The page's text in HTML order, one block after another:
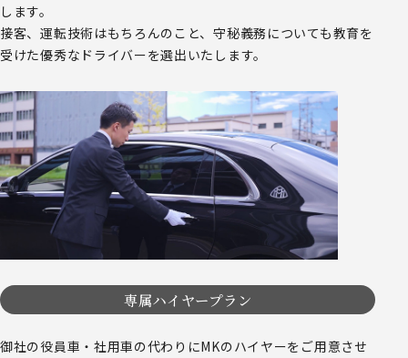
します。
接客、運転技術はもちろんのこと、守秘義務についても教育を
受けた優秀なドライバーを選出いたします。
専属ハイヤープラン
御社の役員車・社用車の代わりにMKのハイヤーをご用意させ